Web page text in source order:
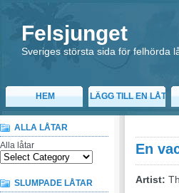
Felsjunget
Sveriges största sida för felhörda
HEM LÄGG TILL EN LÅT
ALLA LÅTAR
Alla låtar
SLUMPADE LÅTAR
En
Artist: